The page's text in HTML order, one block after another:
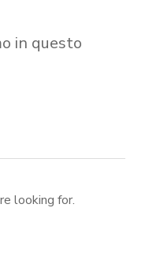
in questo
looking for.